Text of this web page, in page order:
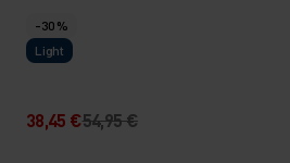
-30 %
Light
38,45 €54,95 €